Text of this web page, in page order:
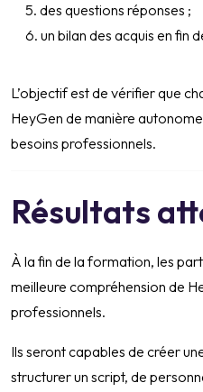
des questions réponses ;
un bilan des acquis en fin
L’objectif est de vérifier que
HeyGen de manière
besoins professionnels.
Résultats
À la fin de la formation, les
meilleure compréhension de
professionnels.
Ils seront capables de créer
structurer un script, de